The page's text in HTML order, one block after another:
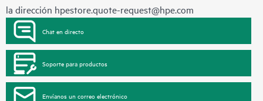
la dirección hpestore.quote-request@hpe.com
Chat en directo
Soporte para productos
Envíanos un correo electrónico